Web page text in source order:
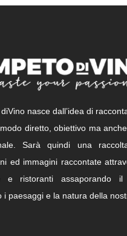
nasce dall’idea di
diretto, obiettivo ma
Sarà quindi una
ed immagini raccontate
e ristoranti assaporando il
i paesaggi e la natura della